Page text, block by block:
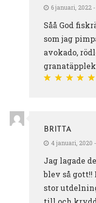
6 januari, 2022 -
Såå God
som jag
avokado,
BRITTA
4 januari, 2020
Jag lagade
blev så
stor